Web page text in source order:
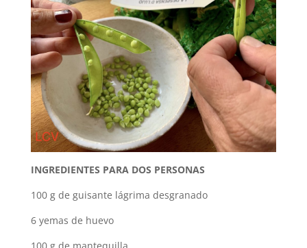
INGREDIENTES PARA DOS PERSONAS
100 g de guisante lágrima desgranado
6 yemas de huevo